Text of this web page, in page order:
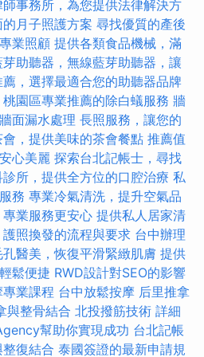
事務所，為您提供法律解決方
月子照護方案 尋找優質的產後
業照顧 提供各類食品機械，滿
芽助聽器，無線藍芽助聽器，讓
薦，選擇最適合您的助聽器品牌
園區專業推薦的除白蟻服務 牆
面漏水處理 長照服務，讓您的
，提供美味的茶會餐點 推薦值
心美麗 探索台北記帳士，尋找
診所，提供全方位的口腔治療 私
務 專業冷氣清洗，提升空氣品
業服務更安心 提供私人居家清
護照換發的流程與要求 台中辦理
醫美，恢復平滑緊緻肌膚 提供
鬆便捷 RWD設計對SEO的影響
業課程 台中放鬆按摩 后里推拿
與整骨結合 北投撥筋技術 詳細
幫助你實現成功 台北記帳
復結合 泰國簽證的最新申請規